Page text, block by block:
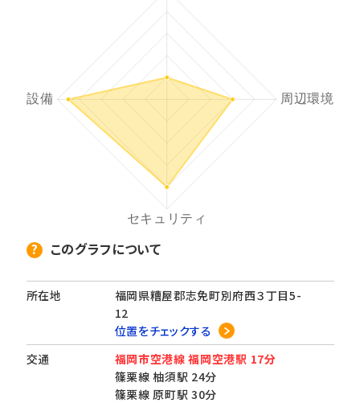
このグラフについて
所在地
福岡県糟屋郡志免町別府西３丁目5-
12
位置をチェックする
交通
福岡市空港線 福岡空港駅 17分
篠栗線 柚須駅 24分
篠栗線 原町駅 30分